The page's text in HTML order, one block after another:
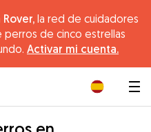
la red de cuidadores
de cinco estrellas
Activar mi cuenta.